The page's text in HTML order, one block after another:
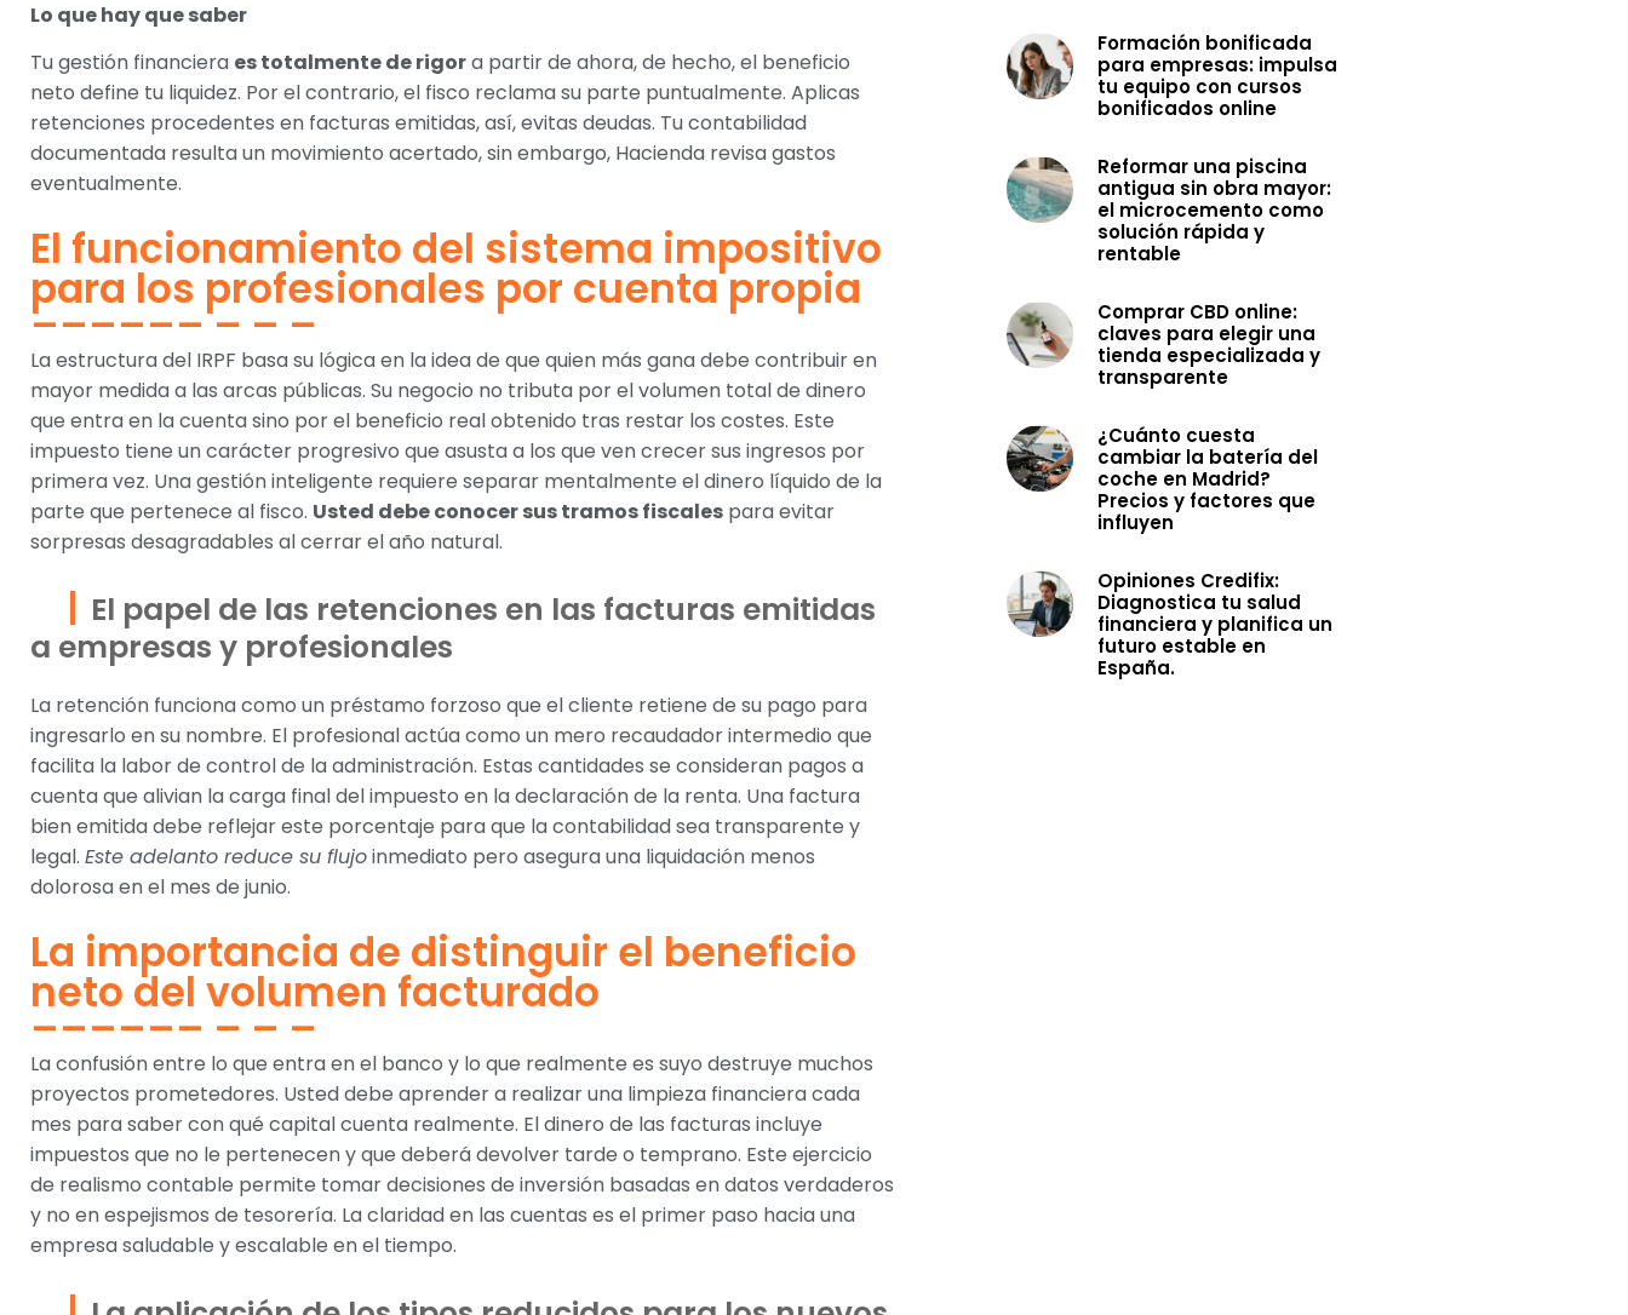
Lo que hay que saber
Tu gestión financiera es totalmente de rigora partir de ahora, de hecho, el beneficio
neto define tu liquidez. Por el contrario, el fisco reclama su parte puntualmente. Aplicas
retenciones procedentes en facturas emitidas, así, evitas deudas. Tu contabilidad
documentada resulta un movimiento acertado, sin embargo, Hacienda revisa gastos
eventualmente.
El funcionamiento del sistema impositivo
para los profesionales por cuenta propia
La estructura del IRPF basa su lógica en la idea de que quien más gana debe contribuir en
mayor medida a las arcas públicas. Su negocio no tributa por el volumen total de dinero
que entra en la cuenta sino por el beneficio real obtenido tras restar los costes. Este
impuesto tiene un carácter progresivo que asusta a los que ven crecer sus ingresos por
primera vez. Una gestión inteligente requiere separar mentalmente el dinero líquido de la
parte que pertenece al fisco. Usted debe conocer sus tramos fiscales para evitar
sorpresas desagradables al cerrar el año natural.
El papel de las retenciones en las facturas emitidas
a empresas y profesionales
La retención funciona como un préstamo forzoso que el cliente retiene de su pago para
ingresarlo en su nombre. El profesional actúa como un mero recaudador intermedio que
facilita la labor de control de la administración. Estas cantidades se consideran pagos a
cuenta que alivian la carga final del impuesto en la declaración de la renta. Una factura
bien emitida debe reflejar este porcentaje para que la contabilidad sea transparente y
legal. Este adelanto reduce su flujoinmediato pero asegura una liquidación menos
dolorosa en el mes de junio.
La importancia de distinguir el beneficio
neto del volumen facturado
La confusión entre lo que entra en el banco y lo que realmente es suyo destruye muchos
proyectos prometedores. Usted debe aprender a realizar una limpieza financiera cada
mes para saber con qué capital cuenta realmente. El dinero de las facturas incluye
impuestos que no le pertenecen y que deberá devolver tarde o temprano. Este ejercicio
de realismo contable permite tomar decisiones de inversión basadas en datos verdaderos
y no en espejismos de tesorería. La claridad en las cuentas es el primer paso hacia una
empresa saludable y escalable en el tiempo.
Formación bonificada
para empresas: impulsa
tu equipo con cursos
bonificados online
Reformar una piscina
antigua sin obra mayor:
el microcemento como
solución rápida y
rentable
Comprar CBD online:
claves para elegir una
tienda especializada y
transparente
¿Cuánto cuesta
cambiar la batería del
coche en Madrid?
Precios y factores que
influyen
Opiniones Credifix:
Diagnostica tu salud
financiera y planifica un
futuro estable en
España.